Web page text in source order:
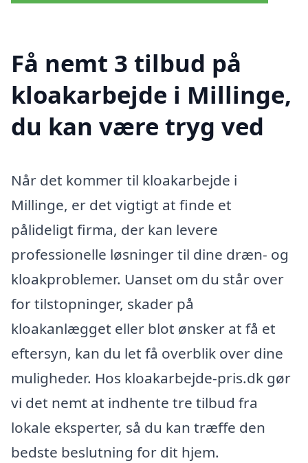
Få nemt 3 tilbud på
kloakarbejde i Millinge,
du kan være tryg ved
Når det kommer til kloakarbejde i
Millinge, er det vigtigt at finde et
pålideligt firma, der kan levere
professionelle løsninger til dine dræn- og
kloakproblemer. Uanset om du står over
for tilstopninger, skader på
kloakanlægget eller blot ønsker at få et
eftersyn, kan du let få overblik over dine
muligheder. Hos kloakarbejde-pris.dk gør
vi det nemt at indhente tre tilbud fra
lokale eksperter, så du kan træffe den
bedste beslutning for dit hjem.